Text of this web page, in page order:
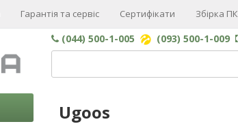
Гарантія та сервіс Сертифікати Збірка ПК
(044) 500-1-005 (093) 500-1-009
Ugoos